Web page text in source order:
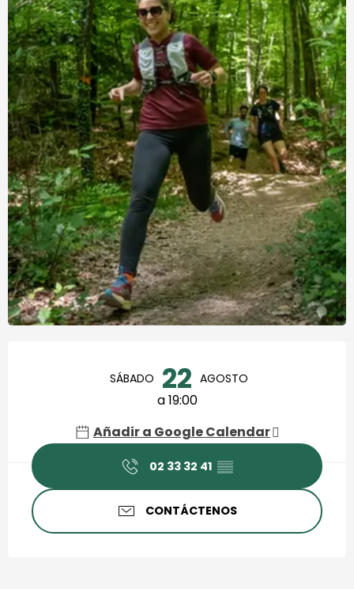
SÁBADO 22 AGOSTO
a 19:00
Añadir a Google Calendar
02 33 32 41 ▒▒
CONTÁCTENOS